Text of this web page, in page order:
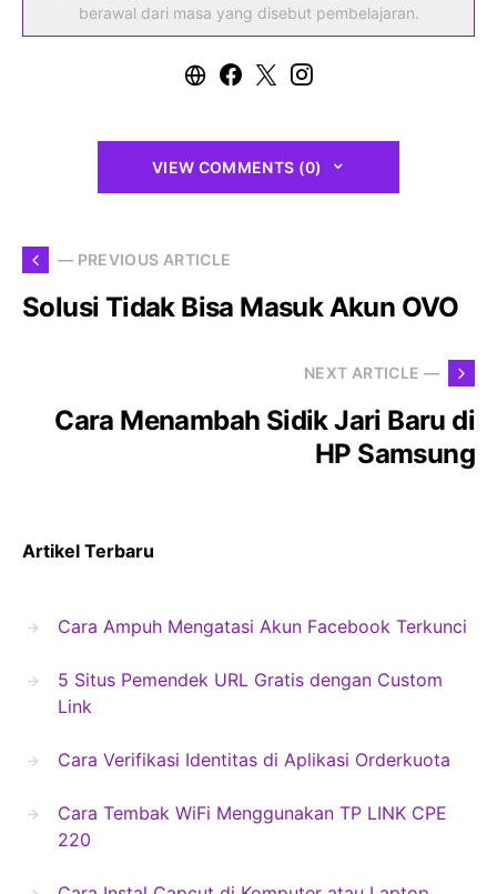
berawal dari masa yang disebut pembelajaran.
VIEW COMMENTS (0)
— PREVIOUS ARTICLE
Solusi Tidak Bisa Masuk Akun OVO
NEXT ARTICLE —
Cara Menambah Sidik Jari Baru di
HP Samsung
Artikel Terbaru
Cara Ampuh Mengatasi Akun Facebook Terkunci
5 Situs Pemendek URL Gratis dengan Custom
Link
Cara Verifikasi Identitas di Aplikasi Orderkuota
Cara Tembak WiFi Menggunakan TP LINK CPE
220